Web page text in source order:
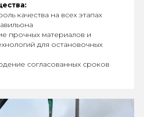
качества на всех этапах
прочных материалов и
для остановочных
согласованных сроков